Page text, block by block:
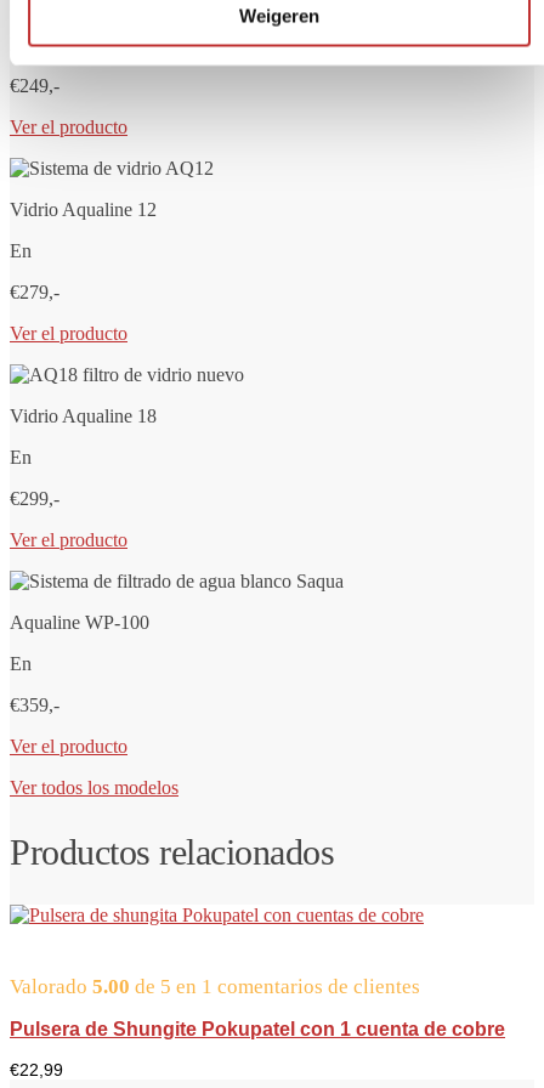
Weigeren
En
€249,-
Ver el producto
Vidrio Aqualine 12
En
€279,-
Ver el producto
Vidrio Aqualine 18
En
€299,-
Ver el producto
Aqualine WP-100
En
€359,-
Ver el producto
Ver todos los modelos
Productos relacionados
Valorado 5.00 de 5 en 1 comentarios de clientes
Pulsera de Shungite Pokupatel con 1 cuenta de cobre
€22,99